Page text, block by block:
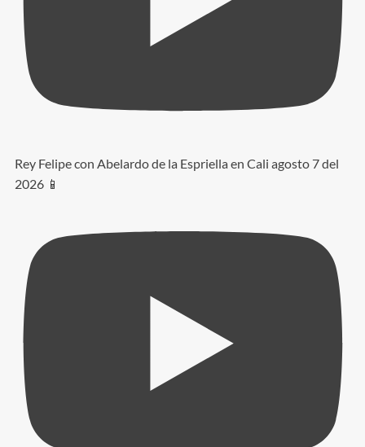
Rey Felipe con Abelardo de la Espriella en Cali agosto 7 del
2026 📱